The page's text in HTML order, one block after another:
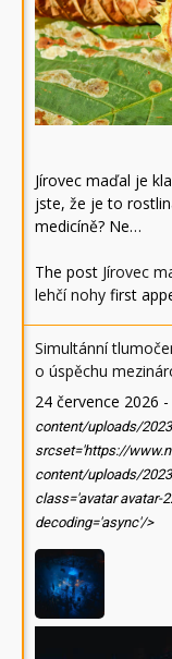
Jírovec maďal je
jste, že je to
medicíně? Ne…
The post Jírovec
lehčí nohy first
Simultánní
o úspěchu
24 července 2026 -
content/uploads/
srcset='https://
content/uploads/
class='avatar avatar-
decoding='async'/>